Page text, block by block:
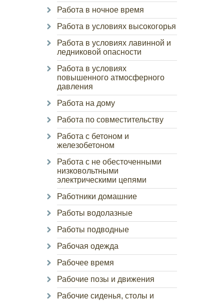
Работа в ночное время
Работа в условиях высокогорья
Работа в условиях лавинной и
ледниковой опасности
Работа в условиях
повышенного атмосферного
давления
Работа на дому
Работа по совместительству
Работа с бетоном и
железобетоном
Работа с не обесточенными
низковольтными
электрическими цепями
Работники домашние
Работы водолазные
Работы подводные
Рабочая одежда
Рабочее время
Рабочие позы и движения
Рабочие сиденья, столы и